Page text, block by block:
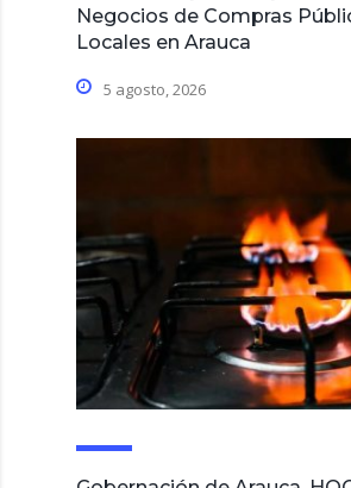
Negocios de Compras
Locales en Arauca
5 agosto, 2026